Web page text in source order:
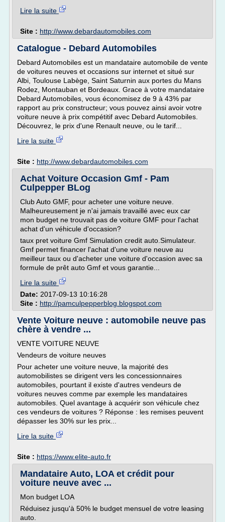
Lire la suite
Site : http://www.debardautomobiles.com
Catalogue - Debard Automobiles
Debard Automobiles est un mandataire automobile de vente
de voitures neuves et occasions sur internet et situé sur
Albi, Toulouse Labège, Saint Saturnin aux portes du Mans
Rodez, Montauban et Bordeaux. Grace à votre mandataire
Debard Automobiles, vous économisez de 9 à 43% par
rapport au prix constructeur; vous pouvez ainsi avoir votre
voiture neuve à prix compétitif avec Debard Automobiles.
Découvrez, le prix d'une Renault neuve, ou le tarif...
Lire la suite
Site : http://www.debardautomobiles.com
Achat Voiture Occasion Gmf - Pam
Culpepper BLog
Club Auto GMF, pour acheter une voiture neuve.
Malheureusement je n'ai jamais travaillé avec eux car
mon budget ne trouvait pas de voiture GMF pour l'achat
achat d'un véhicule d'occasion?
taux pret voiture Gmf Simulation credit auto.Simulateur.
Gmf permet financer l'achat d'une voiture neuve au
meilleur taux ou d'acheter une voiture d'occasion avec sa
formule de prêt auto Gmf et vous garantie...
Lire la suite
Date: 2017-09-13 10:16:28
Site : http://pamculpepperblog.blogspot.com
Vente Voiture neuve : automobile neuve pas
chère à vendre ...
VENTE VOITURE NEUVE
Vendeurs de voiture neuves
Pour acheter une voiture neuve, la majorité des
automobilistes se dirigent vers les concessionnaires
automobiles, pourtant il existe d'autres vendeurs de
voitures neuves comme par exemple les mandataires
automobiles. Quel avantage à acquérir son véhicule chez
ces vendeurs de voitures ? Réponse : les remises peuvent
dépasser les 30% sur les prix...
Lire la suite
Site : https://www.elite-auto.fr
Mandataire Auto, LOA et crédit pour
voiture neuve avec ...
Mon budget LOA
Réduisez jusqu'à 50% le budget mensuel de votre leasing
auto.